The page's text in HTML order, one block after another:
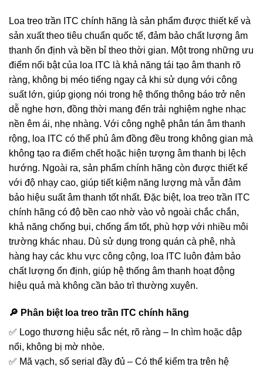
Loa treo trần ITC chính hãng là sản phẩm được thiết kế và
sản xuất theo tiêu chuẩn quốc tế, đảm bảo chất lượng âm
thanh ổn định và bền bỉ theo thời gian. Một trong những ưu
điểm nổi bật của loa ITC là khả năng tái tạo âm thanh rõ
ràng, không bị méo tiếng ngay cả khi sử dụng với công
suất lớn, giúp giọng nói trong hệ thống thông báo trở nên
dễ nghe hơn, đồng thời mang đến trải nghiệm nghe nhạc
nền êm ái, nhẹ nhàng. Với công nghệ phân tán âm thanh
rộng, loa ITC có thể phủ âm đồng đều trong không gian mà
không tạo ra điểm chết hoặc hiện tượng âm thanh bị lệch
hướng. Ngoài ra, sản phẩm chính hãng còn được thiết kế
với độ nhạy cao, giúp tiết kiệm năng lượng mà vẫn đảm
bảo hiệu suất âm thanh tốt nhất. Đặc biệt, loa treo trần ITC
chính hãng có độ bền cao nhờ vào vỏ ngoài chắc chắn,
khả năng chống bụi, chống ẩm tốt, phù hợp với nhiều môi
trường khác nhau. Dù sử dụng trong quán cà phê, nhà
hàng hay các khu vực công cộng, loa ITC luôn đảm bảo
chất lượng ổn định, giúp hệ thống âm thanh hoạt động
hiệu quả mà không cần bảo trì thường xuyên.
🔎 Phân biệt loa treo trần ITC chính hãng
✅ Logo thương hiệu sắc nét, rõ ràng – In chìm hoặc dập
nổi, không bị mờ nhòe.
✅ Mã vạch, số serial đầy đủ – Có thể kiểm tra trên hệ